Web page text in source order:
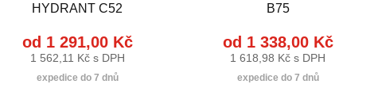
HYDRANT C52
od 1 291,00 Kč
1 562,11 Kč s DPH
expedice do 7 dnů
B75
od 1 338,00 Kč
1 618,98 Kč s DPH
expedice do 7 dnů